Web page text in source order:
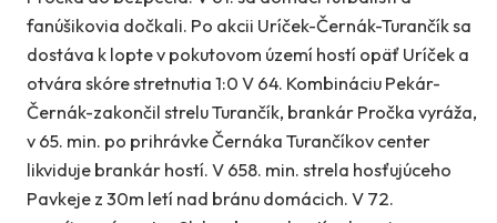
fanúšikovia dočkali. Po akcii Uríček-Černák-Turančík sa
dostáva k lopte v pokutovom území hostí opäť Uríček a
otvára skóre stretnutia 1:0 V 64. Kombináciu Pekár-
Černák-zakončil strelu Turančík, brankár Pročka vyráža,
v 65. min. po prihrávke Černáka Turančíkov center
likviduje brankár hostí. V 658. min. strela hosťujúceho
Pavkeje z 30m letí nad bránu domácich. V 72.